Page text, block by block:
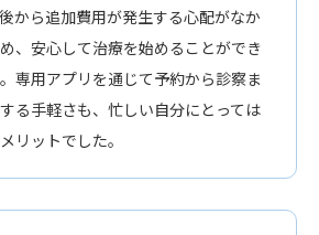
から追加費用が発生する心配がなか
、安心して治療を始めることができ
専用アプリを通じて予約から診察ま
る手軽さも、忙しい自分にとっては
リットでした。